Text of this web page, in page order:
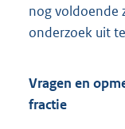
nog voldoende
onderzoek uit
Vragen en
fractie